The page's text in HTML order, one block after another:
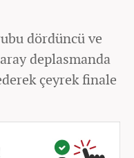
dördüncü ve
deplasmanda
çeyrek finale